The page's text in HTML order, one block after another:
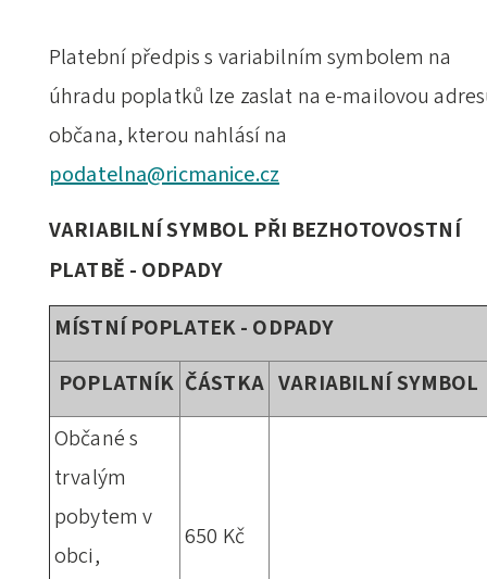
Platební předpis s variabilním symbolem na
úhradu poplatků lze zaslat na e-mailovou
občana, kterou nahlásí na
podatelna@ricmanice.cz
VARIABILNÍ SYMBOL PŘI BEZHOTOVOSTNÍ
PLATBĚ - ODPADY
MÍSTNÍ POPLATEK - ODPADY
POPLATNÍK ČÁSTKA VARIABILNÍ SYMBOL
Občané s
trvalým
pobytem v
obci,
650 Kč